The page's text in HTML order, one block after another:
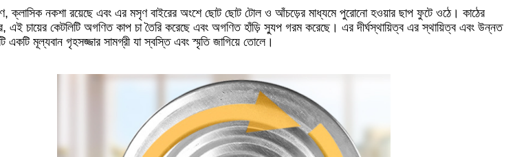
ক্লাসিক নকশা রয়েছে এবং এর মসৃণ বাইরের অংশে ছোট ছোট টোল ও আঁচড়ের মাধ্যমে পুরোনো হওয়ার ছাপ ফুটে ওঠে। কাঠের
চায়ের কেটলিটি অগণিত কাপ চা তৈরি করেছে এবং অগণিত হাঁড়ি স্যুপ গরম করেছে। এর দীর্ঘস্থায়িত্ব এর স্থায়িত্ব এবং উন্নত
মূল্যবান গৃহসজ্জার সামগ্রী যা স্বস্তি এবং স্মৃতি জাগিয়ে তোলে।